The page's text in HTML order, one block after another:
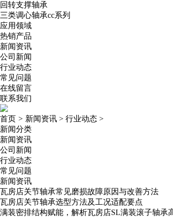
回转支撑轴承
三类调心轴承cc系列
应用领域
热销产品
新闻资讯
公司新闻
行业动态
常见问题
在线留言
联系我们
首页 > 新闻资讯 > 行业动态 >
新闻分类
新闻资讯
公司新闻
行业动态
常见问题
新闻资讯
瓦房店关节轴承常见磨损故障原因与改善方法
瓦房店关节轴承选型方法及工况适配要点
满装密排结构赋能，解析瓦房店SL满装滚子轴承